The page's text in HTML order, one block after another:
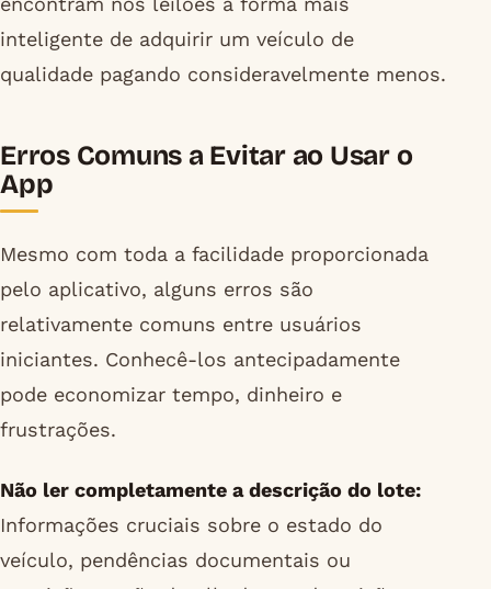
inteligente de adquirir um veículo de
qualidade pagando consideravelmente menos.
Erros Comuns a Evitar ao Usar o
App
Mesmo com toda a facilidade proporcionada
pelo aplicativo, alguns erros são
relativamente comuns entre usuários
iniciantes. Conhecê-los antecipadamente
pode economizar tempo, dinheiro e
frustrações.
Não ler completamente a descrição do lote:
Informações cruciais sobre o estado do
veículo, pendências documentais ou